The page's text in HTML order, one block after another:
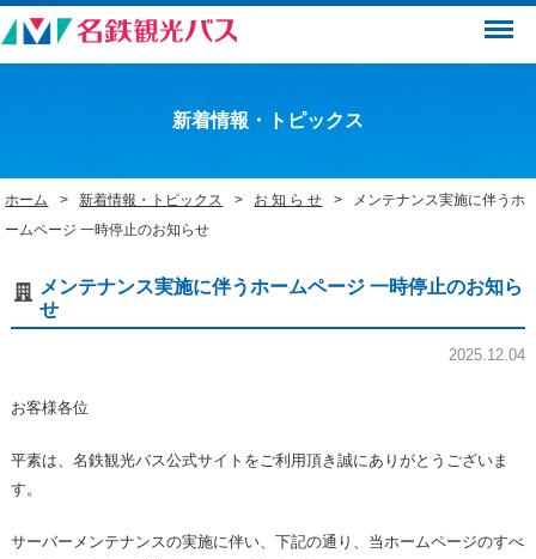
Menu
新着情報・トピックス
ホーム 新着情報・トピックス お 知 ら せ
メンテナンス実施に伴うホ
ームページ 一時停止のお知らせ
メンテナンス実施に伴うホームページ 一時停止のお知ら
せ
2025.12.04
お客様各位
平素は、名鉄観光バス公式サイトをご利用頂き誠にありがとうございま
す。
サーバーメンテナンスの実施に伴い、下記の通り、当ホームページのすべ